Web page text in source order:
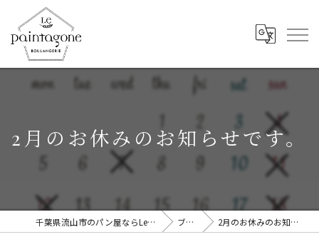
2月のお休みのお知らせです。
千葉県流山市のパン屋ならLe Paintagone ブログ 2月のお休みのお知らせです。